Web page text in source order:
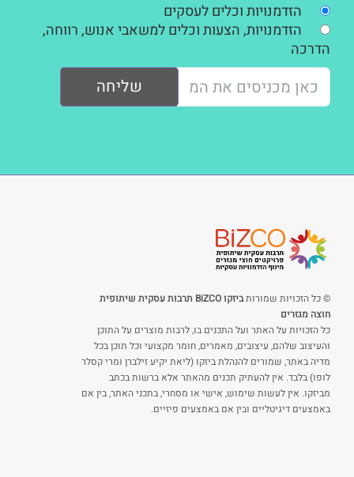
הזדמנויות וכלים לעסקים
הזדמנויות, הצעות וכלים למשאבי אנוש, רווחה,
הדרכה
שליחה
© כל הזכויות שמורות
ביזקו BiZCO תרבות עסקית שיתופית
חוצה מגזרים
כל הזכויות על האתר ועל התכנים בו, לרבות מוצרים על התוכן
והעיצוב שלהם, עיצובים, מאמרים, חומר מקצועי וכל תוכן בכל
מדיה באתר, שמורים להנהלת ביזקו (ליאת יקיע זילברן ומרי קסלר
לופו) בלבד. אין להעתיק תכנים מהאתר אלא ברשות בכתב
מביזקו. אין לעשות שימוש, אישי או מסחרי, בתכני האתר, בין אם
באמצעים דיגיטליים ובין אם באמצעים פיזיים.